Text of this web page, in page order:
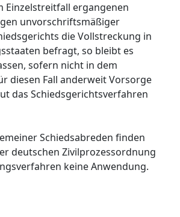
Einzelstreitfall ergangenen
unvorschriftsmäßiger
die Vollstreckung in
befragt, so bleibt es
sofern nicht in dem
diesen Fall anderweit Vorsorge
das Schiedsgerichtsverfahren
Schiedsabreden finden
deutschen Zivilprozessordnung
keine Anwendung.